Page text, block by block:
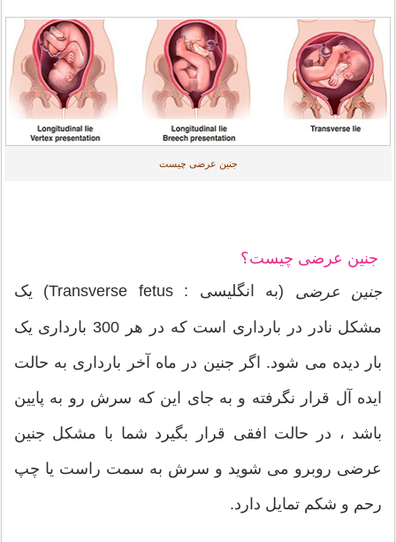
جنین عرضی چیست
جنین عرضی چیست؟
جنین عرضی
(به انگلیسی : Transverse fetus) یک
مشکل نادر در بارداری است که در هر 300 بارداری یک
بار دیده می شود. اگر جنین در ماه آخر بارداری به حالت
ایده آل قرار نگرفته و به جای این که سرش رو به پایین
باشد ، در حالت افقی قرار بگیرد شما با مشکل جنین
عرضی روبرو می شوید و سرش به سمت راست یا چپ
رحم و شکم تمایل دارد.